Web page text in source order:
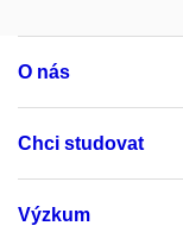
O nás
Chci studovat
Výzkum